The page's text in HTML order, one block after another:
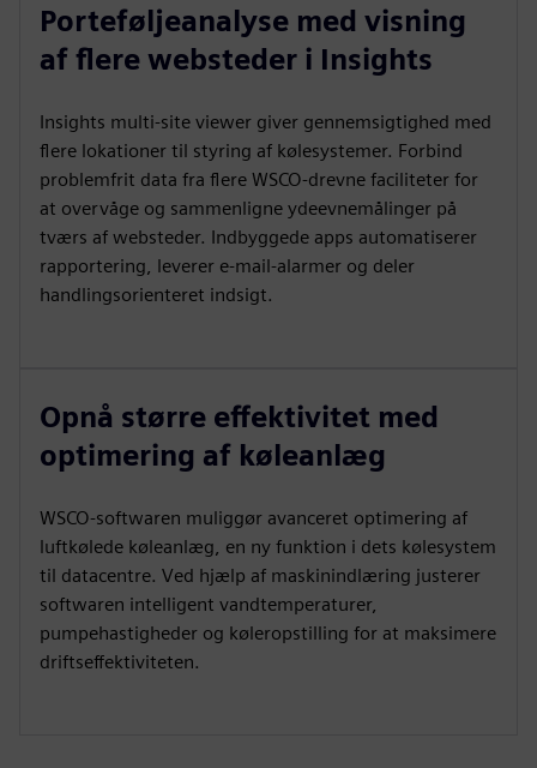
Porteføljeanalyse med visning
af flere websteder i Insights
Insights multi-site viewer giver gennemsigtighed med
flere lokationer til styring af kølesystemer. Forbind
problemfrit data fra flere WSCO-drevne faciliteter for
at overvåge og sammenligne ydeevnemålinger på
tværs af websteder. Indbyggede apps automatiserer
rapportering, leverer e-mail-alarmer og deler
handlingsorienteret indsigt.
Opnå større effektivitet med
optimering af køleanlæg
WSCO-softwaren muliggør avanceret optimering af
luftkølede køleanlæg, en ny funktion i dets kølesystem
til datacentre. Ved hjælp af maskinindlæring justerer
softwaren intelligent vandtemperaturer,
pumpehastigheder og køleropstilling for at maksimere
driftseffektiviteten.